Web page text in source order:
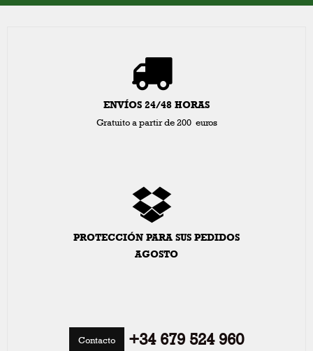
ENVÍOS 24/48 HORAS
Gratuito a partir de 200 euros
PROTECCIÓN PARA SUS PEDIDOS
AGOSTO
Contacto +34 679 524 960